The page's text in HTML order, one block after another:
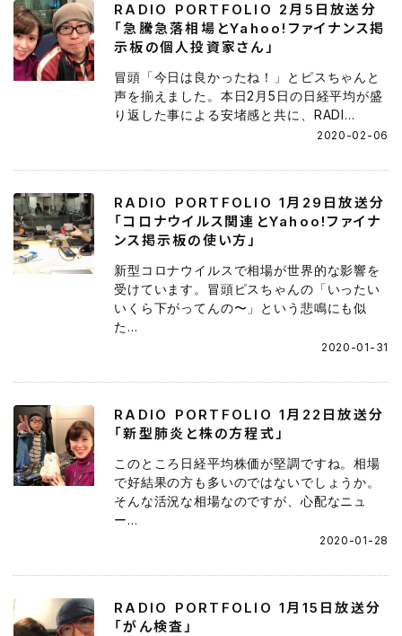
RADIO PORTFOLIO 2月5日放送分
「急騰急落相場とYahoo!ファイナンス掲
示板の個人投資家さん」
冒頭「今日は良かったね！」とピスちゃんと
声を揃えました。本日2月5日の日経平均が盛
り返した事による安堵感と共に、RADI...
2020-02-06
RADIO PORTFOLIO 1月29日放送分
「コロナウイルス関連とYahoo!ファイナ
ンス掲示板の使い方」
新型コロナウイルスで相場が世界的な影響を
受けています。冒頭ピスちゃんの「いったい
いくら下がってんの〜」という悲鳴にも似
た...
2020-01-31
RADIO PORTFOLIO 1月22日放送分
「新型肺炎と株の方程式」
このところ日経平均株価が堅調ですね。相場
で好結果の方も多いのではないでしょうか。
そんな活況な相場なのですが、心配なニュ
ー...
2020-01-28
RADIO PORTFOLIO 1月15日放送分
「がん検査」